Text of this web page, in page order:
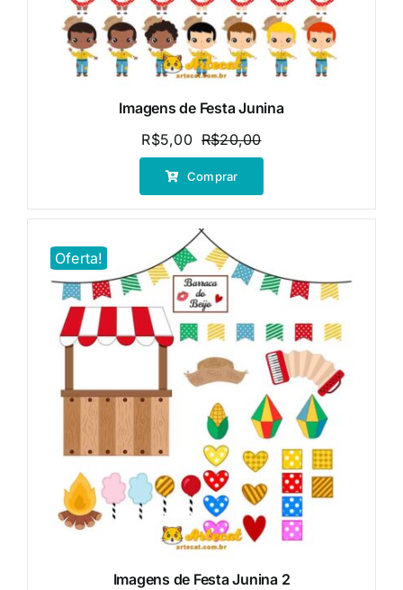
Imagens de Festa Junina
R$20,00O
preço
era:
R$5,00
O
preço
é:
Comprar
Oferta!
Imagens de Festa Junina 2